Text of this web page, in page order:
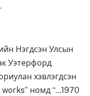
Нэгдсэн Улсын
Уэтерфорд
хэвлэгдсэн
номд “…1970